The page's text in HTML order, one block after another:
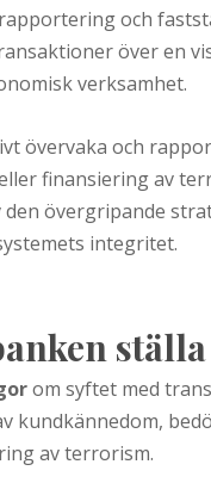
och
över en
verksamhet.
övervaka och
finansiering av
den övergripande
integritet.
om syftet med
kundkännedom,
av terrorism.